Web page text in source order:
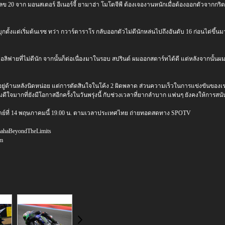
20 จาก มอนสเตอร์ อีเนอร์จี้ ยามาฮ่า โมโตจีพี ต้องเจองานหนักเมื่อต้องออกตัวจากก
ตั้งแต่เริ่มต้นเรซ ทว่า กวาร์ตาราโร กลับออกตัวไม่ดีนักหล่นไปถึงอันดับ 16 ก่อนไต่
อลิฟายที่ไม่ดีนัก จากนั้นก็ต่อเนื่องมาในรอบ สปรินต์ ผมออกสตาร์ทได้ดี แต่หลังจากนั้น
ด้านหลังนิดหน่อย แต่การตัดสินใจในโค้ง 2 ผิดพลาด ส่วนความเร็วในการแข่งขันของ
ใจมากที่ยังมีโอกาสอีกครั้งในวันพรุ่งนี้ กับช่วงเวลาที่ยากลำบาก แฟนๆ ยังคงให้การ
14 พฤษภาคมนี้ 19.00 น. ตามเวลาประเทศไทย ถ่ายทอดสดทาง SPOTV